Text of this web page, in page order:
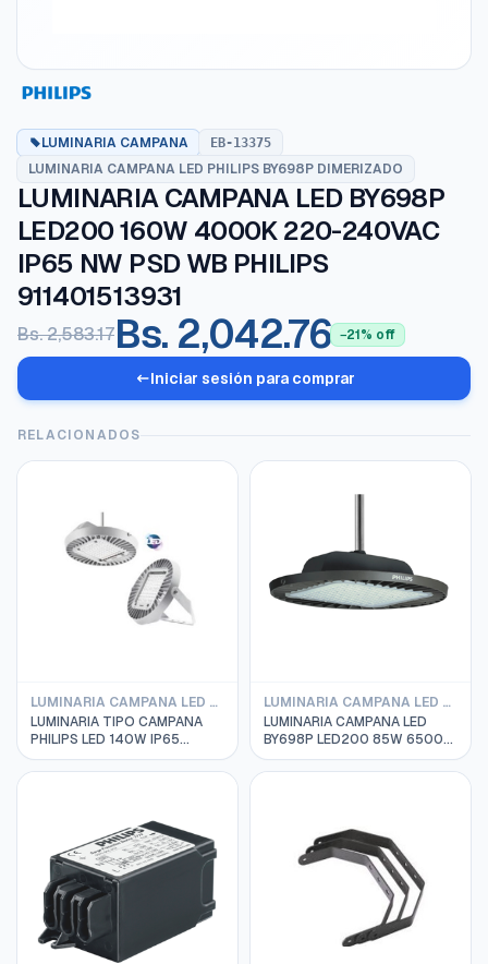
LUMINARIA CAMPANA EB-13375
LUMINARIA CAMPANA LED PHILIPS BY698P DIMERIZADO
LUMINARIA CAMPANA LED BY698P
LED200 160W 4000K 220-240VAC
IP65 NW PSD WB PHILIPS
911401513931
Bs. 2,583.17Bs. 2,042.76 −21% off
Iniciar sesión para comprar
RELACIONADOS
LUMINARIA CAMPANA LED PHILIPS
LUMINARIA TIPO CAMPANA
PHILIPS LED 140W IP65
14000 LM, PSU S-WB
911401536611
LUMINARIA CAMPANA LED PHILIPS BY698P DIMERIZADO
LUMINARIA CAMPANA LED
BY698P LED200 85W 6500K
220-240VAC IP65 CW PSD
WB PHILIPS 911401514431